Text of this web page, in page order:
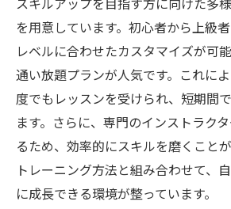
を用意しています。初心者から上級
レベルに合わせたカスタマイズが可
通い放題プランが人気です。これに
度でもレッスンを受けられ、短期間
ます。さらに、専門のインストラク
るため、効率的にスキルを磨くこと
トレーニング方法と組み合わせて、
に成長できる環境が整っています。